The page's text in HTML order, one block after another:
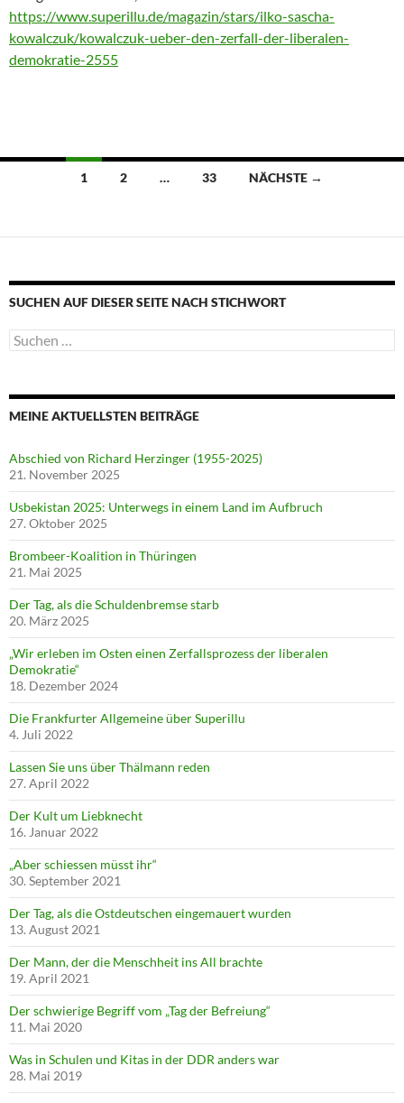
https://www.superillu.de/magazin/stars/ilko-sascha-
kowalczuk/kowalczuk-ueber-den-zerfall-der-liberalen-
demokratie-2555
Beitragsnavigation
1 2 … 33 NÄCHSTE →
SUCHEN AUF DIESER SEITE NACH STICHWORT
Suche
nach:
MEINE AKTUELLSTEN BEITRÄGE
Abschied von Richard Herzinger (1955-2025)
21. November 2025
Usbekistan 2025: Unterwegs in einem Land im Aufbruch
27. Oktober 2025
Brombeer-Koalition in Thüringen
21. Mai 2025
Der Tag, als die Schuldenbremse starb
20. März 2025
„Wir erleben im Osten einen Zerfallsprozess der liberalen
Demokratie“
18. Dezember 2024
Die Frankfurter Allgemeine über Superillu
4. Juli 2022
Lassen Sie uns über Thälmann reden
27. April 2022
Der Kult um Liebknecht
16. Januar 2022
„Aber schiessen müsst ihr“
30. September 2021
Der Tag, als die Ostdeutschen eingemauert wurden
13. August 2021
Der Mann, der die Menschheit ins All brachte
19. April 2021
Der schwierige Begriff vom „Tag der Befreiung“
11. Mai 2020
Was in Schulen und Kitas in der DDR anders war
28. Mai 2019